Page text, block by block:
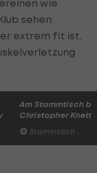
wie
sehen:
extrem fit ist,
Am Stammtisch
Christopher Knett
Stammtisch